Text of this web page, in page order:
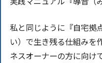
私と同じように『自宅拠
い）で生き残る仕組みを
ネスオーナーの方に向け